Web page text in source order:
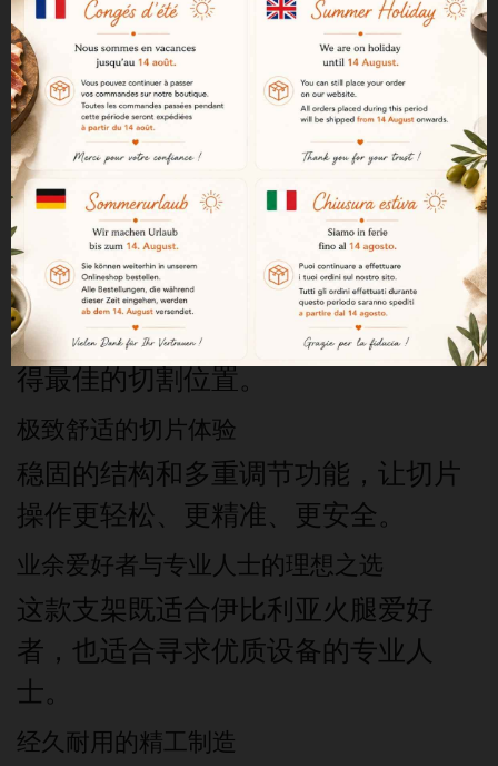
卓越的切片稳定性
该架子能完美固定火腿，便于精准、
舒适地切片。
便捷的旋转系统
支架配备旋转系统，无需取下火腿即
可轻松旋转。
倾斜角度调节
您还可以调节火腿的倾斜角度，以获
得最佳的切割位置。
极致舒适的切片体验
稳固的结构和多重调节功能，让切片
操作更轻松、更精准、更安全。
业余爱好者与专业人士的理想之选
这款支架既适合伊比利亚火腿爱好
者，也适合寻求优质设备的专业人
士。
经久耐用的精工制造